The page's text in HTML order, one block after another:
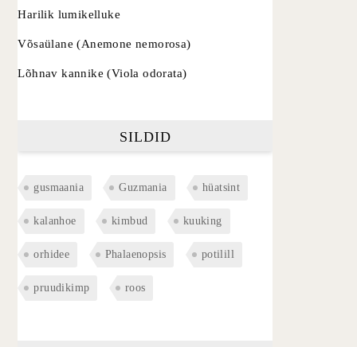
Harilik lumikelluke
Võsaülane (Anemone nemorosa)
Lõhnav kannike (Viola odorata)
SILDID
gusmaania Guzmania hüatsint
kalanhoe kimbud kuuking
orhidee Phalaenopsis potilill
pruudikimp roos